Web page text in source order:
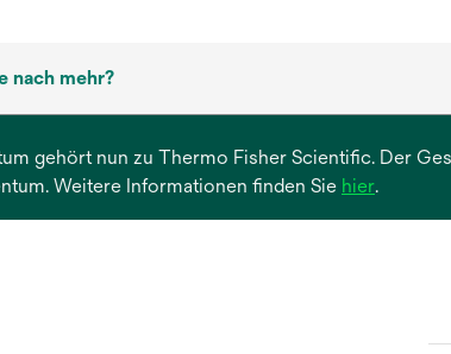
nach mehr?
gehört nun zu Thermo Fisher Scientific. Der
Weitere Informationen finden Sie hierwird
.